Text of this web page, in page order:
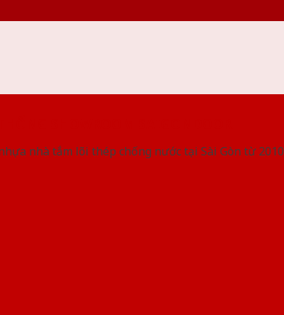
nhà tắm lõi thép chống nước tại Sài Gòn từ 2010